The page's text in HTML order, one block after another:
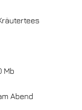
Mb
Abend